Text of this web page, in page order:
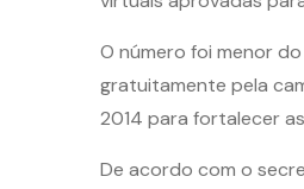
O número foi menor
gratuitamente pela
2014 para fortalecer
De acordo com o